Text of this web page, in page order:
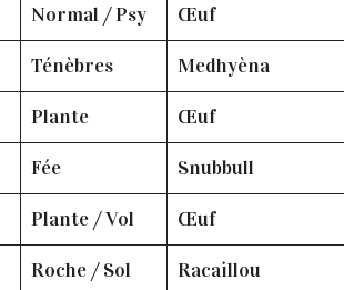
Normal / Psy Œuf
Ténèbres Medhyèna
Plante Œuf
Fée Snubbull
Plante / Vol Œuf
Roche / Sol Racaillou